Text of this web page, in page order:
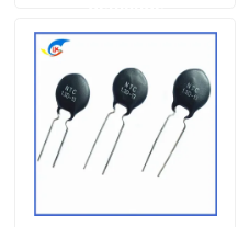
Les affaires
Thermistance de ptc
Puce de chauffage PTC